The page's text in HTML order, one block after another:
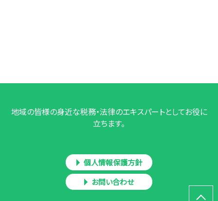
地域の皆様の身近な税務・法律のエキスパートとしてお役に
立ちます。
個人情報保護方針
お問い合わせ